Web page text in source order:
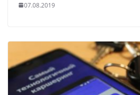
07.08.2019